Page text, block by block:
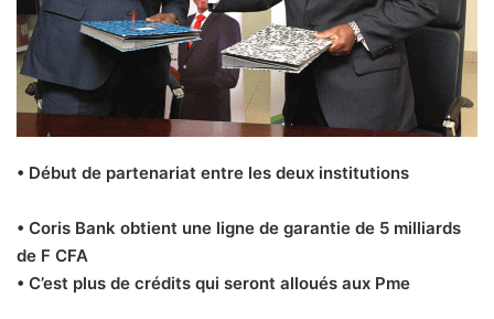
• Début de partenariat entre les deux institutions
• Coris Bank obtient une ligne de garantie de 5 milliards
de F CFA
• C’est plus de crédits qui seront alloués aux Pme